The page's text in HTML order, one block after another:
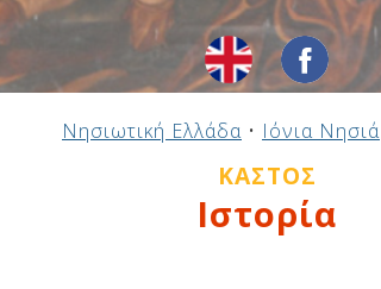
Νησιωτική Ελλάδα • Ιόνια Νησιά
ΚΑΣΤΌΣ
Ιστορία